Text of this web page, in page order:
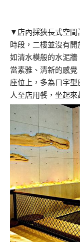
▼店內採狹長式空間
時段，二樓並沒有開
如清水模般的水泥牆
當素雅、清新的感覺
座位上，多為ㄇ字
人至店用餐，坐起